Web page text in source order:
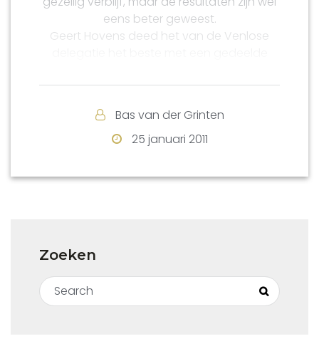
eens beter geweest.
Geert Hovens deed het van de Venlose
groepsnummers):
Peter Schoeber(2D): 2e met 2 pnt
Bertram Lietz (7A): 3e met 1,5 pnt
Henk van Gool (1A): 4e met 0 pnt
Peter Timmermans (9N): 4e met 0 pnt
Verder deden Boeb Jacobs, Kim Clabbers
Bas van der Grinten
25 januari 2011
Zoeken
Search for:
Search